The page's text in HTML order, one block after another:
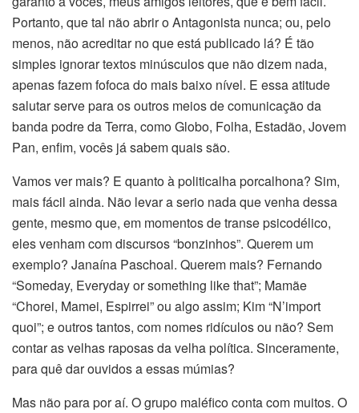
Portanto, que tal não abrir o Antagonista nunca; ou, pelo
menos, não acreditar no que está publicado lá? É tão
simples ignorar textos minúsculos que não dizem nada,
apenas fazem fofoca do mais baixo nível. E essa atitude
salutar serve para os outros meios de comunicação da
banda podre da Terra, como Globo, Folha, Estadão, Jovem
Pan, enfim, vocês já sabem quais são.
Vamos ver mais? E quanto à politicalha porcalhona? Sim,
mais fácil ainda. Não levar a serio nada que venha dessa
gente, mesmo que, em momentos de transe psicodélico,
eles venham com discursos “bonzinhos”. Querem um
exemplo? Janaína Paschoal. Querem mais? Fernando
“Someday, Everyday or something like that”; Mamãe
“Chorei, Mamei, Espirrei” ou algo assim; Kim “N’import
quoi”; e outros tantos, com nomes ridículos ou não? Sem
contar as velhas raposas da velha política. Sinceramente,
para quê dar ouvidos a essas múmias?
Mas não para por aí. O grupo maléfico conta com muitos. O